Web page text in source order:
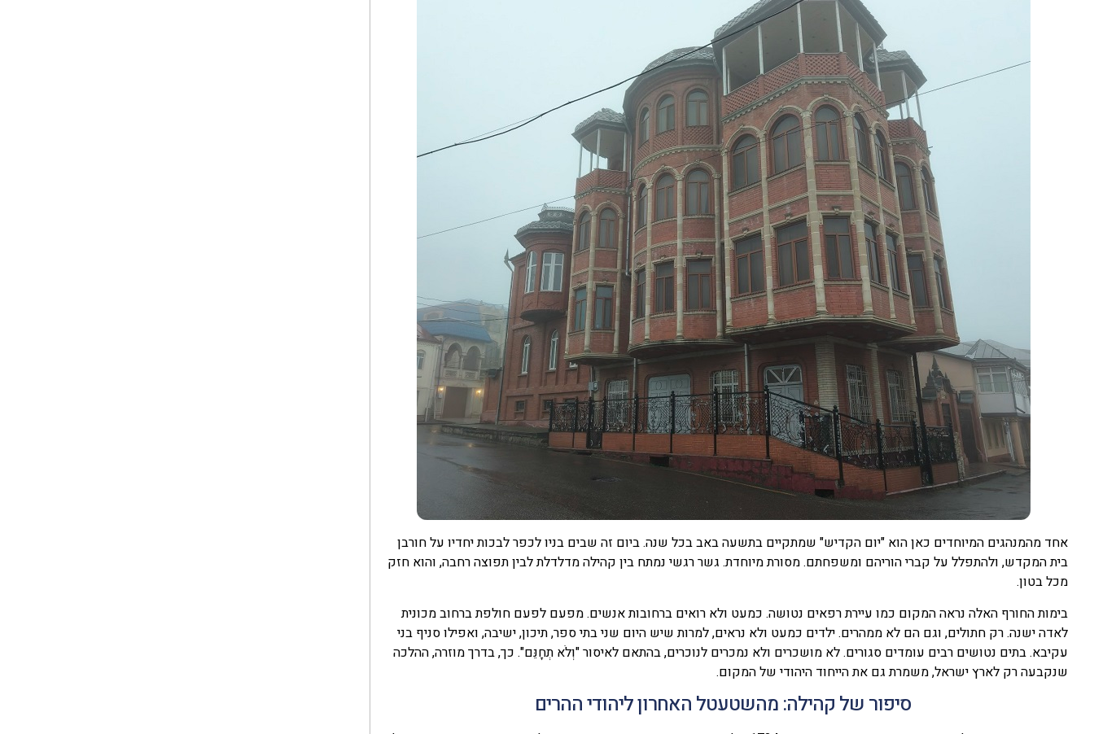
אחד מהמנהגים המיוחדים כאן הוא "יום הקדיש" שמתקיים בתשעה באב בכל שנה. ביום זה שבים בניו לכפר לבכות יחדיו על חורבן
בית המקדש, ולהתפלל על קברי הוריהם ומשפחתם. מסורת מיוחדת. גשר רגשי נמתח בין קהילה מדלדלת לבין תפוצה רחבה, והוא חזק
מכל בטון.
בימות החורף האלה נראה המקום כמו עיירת רפאים נטושה. כמעט ולא רואים ברחובות אנשים. מפעם לפעם חולפת ברחוב מכונית
לאדה ישנה. רק חתולים, וגם הם לא ממהרים. ילדים כמעט ולא נראים, למרות שיש היום שני בתי ספר, תיכון, ישיבה, ואפילו סניף בני
עקיבא. בתים נטושים רבים עומדים סגורים. לא מושכרים ולא נמכרים לנוכרים, בהתאם לאיסור "וְלֹא תְחָנֵּם". כך, בדרך מוזרה, ההלכה
שנקבעה רק לארץ ישראל, משמרת גם את הייחוד היהודי של המקום.
סיפור של קהילה: מהשטעטל האחרון ליהודי ההרים